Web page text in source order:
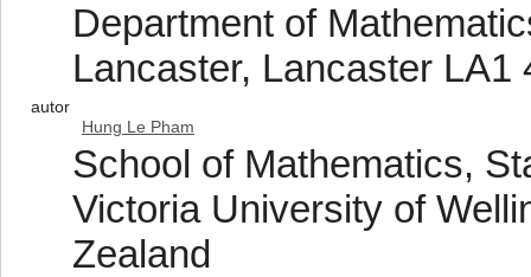
Department of
Lancaster, Lancaster LA1
autor
Hung Le Pham
School of Mathematics,
Victoria University of
Zealand